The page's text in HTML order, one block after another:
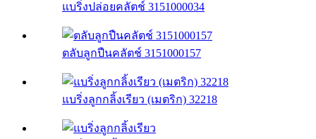
แบริ่งปล่อยคลัตช์ 3151000034
ตลับลูกปืนคลัตช์ 3151000157
แบริ่งลูกกลิ้งเรียว (เมตริก) 32218